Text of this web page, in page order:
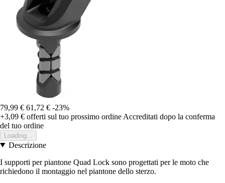
79,99 € 61,72 € -23%
+3,09 € offerti sul tuo prossimo ordine Accreditati dopo la conferma
del tuo ordine
Loading...
Descrizione
I supporti per piantone Quad Lock sono progettati per le moto che
richiedono il montaggio nel piantone dello sterzo.